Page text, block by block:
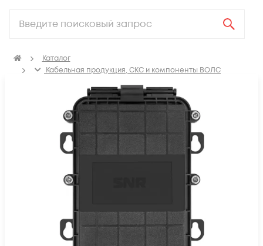
Каталог
Кабельная продукция, СКС и компоненты ВОЛС
Компоненты оптических систем
FTTH коробки распределительные